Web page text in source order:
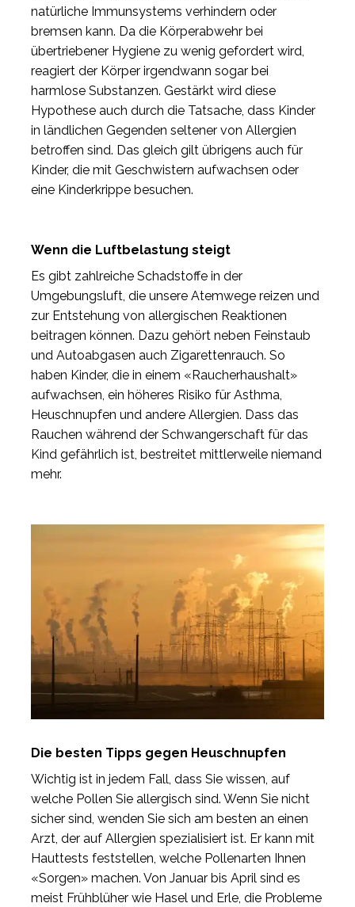
natürliche Immunsystems verhindern oder
bremsen kann. Da die Körperabwehr bei
übertriebener Hygiene zu wenig gefordert wird,
reagiert der Körper irgendwann sogar bei
harmlose Substanzen. Gestärkt wird diese
Hypothese auch durch die Tatsache, dass Kinder
in ländlichen Gegenden seltener von Allergien
betroffen sind. Das gleich gilt übrigens auch für
Kinder, die mit Geschwistern aufwachsen oder
eine Kinderkrippe besuchen.
Wenn die Luftbelastung steigt
Es gibt zahlreiche Schadstoffe in der
Umgebungsluft, die unsere Atemwege reizen und
zur Entstehung von allergischen Reaktionen
beitragen können. Dazu gehört neben Feinstaub
und Autoabgasen auch Zigarettenrauch. So
haben Kinder, die in einem «Raucherhaushalt»
aufwachsen, ein höheres Risiko für Asthma,
Heuschnupfen und andere Allergien. Dass das
Rauchen während der Schwangerschaft für das
Kind gefährlich ist, bestreitet mittlerweile niemand
mehr.
Die besten Tipps gegen Heuschnupfen
Wichtig ist in jedem Fall, dass Sie wissen, auf
welche Pollen Sie allergisch sind. Wenn Sie nicht
sicher sind, wenden Sie sich am besten an einen
Arzt, der auf Allergien spezialisiert ist. Er kann mit
Hauttests feststellen, welche Pollenarten Ihnen
«Sorgen» machen. Von Januar bis April sind es
meist Frühblüher wie Hasel und Erle, die Probleme